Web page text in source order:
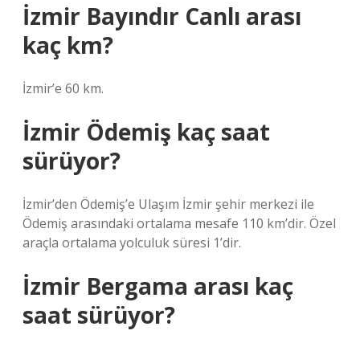
İzmir Bayındır Canlı arası
kaç km?
İzmir’e 60 km.
İzmir Ödemiş kaç saat
sürüyor?
İzmir’den Ödemiş’e Ulaşım İzmir şehir merkezi ile
Ödemiş arasındaki ortalama mesafe 110 km’dir. Özel
araçla ortalama yolculuk süresi 1’dir.
İzmir Bergama arası kaç
saat sürüyor?